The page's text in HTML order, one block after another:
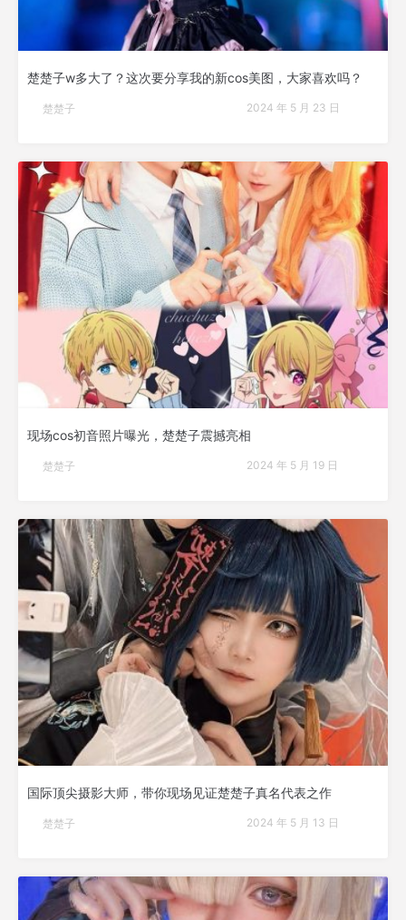
楚楚子w多大了？这次要分享我的新cos美图，大家喜欢吗？
楚楚子 2024 年 5 月 23 日
现场cos初音照片曝光，楚楚子震撼亮相
楚楚子 2024 年 5 月 19 日
国际顶尖摄影大师，带你现场见证楚楚子真名代表之作
楚楚子 2024 年 5 月 13 日